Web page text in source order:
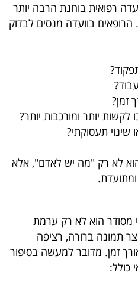
רפואית בוחנת הרבה יותר
בוועדה מנסים לבדוק
זמן?
לקשות יותר ומורכבות יותר?
תעסוקתי?
לא רק "מה יש לאדם", אלא
מסודר הוא לא רק ערמת
תמונה ברורה, רציפה
זמן. מדובר למעשה בסיפור
כולל: